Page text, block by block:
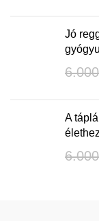
Jó
A
élethez